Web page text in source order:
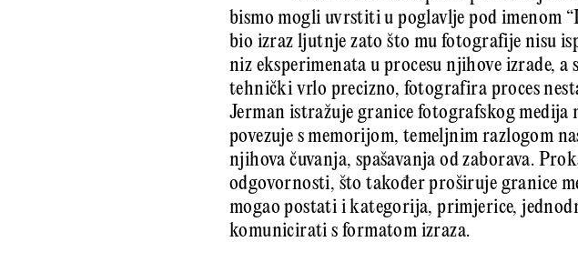
bismo mogli uvrstiti u poglavlje pod imenom
bio izraz ljutnje zato što mu fotografije nisu
niz eksperimenata u procesu njihove izrade,
tehnički vrlo precizno, fotografira proces
Jerman istražuje granice fotografskog
povezuje s memorijom, temeljnim razlogom
njihova čuvanja, spašavanja od zaborava.
odgovornosti, što također proširuje granice
mogao postati i kategorija, primjerice,
komunicirati s formatom izraza.